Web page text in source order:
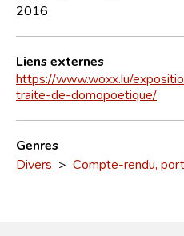
2016
Liens externes
https://www.woxx.lu/
traite-de-domopoetique/
Genres
Divers > Compte-rendu,